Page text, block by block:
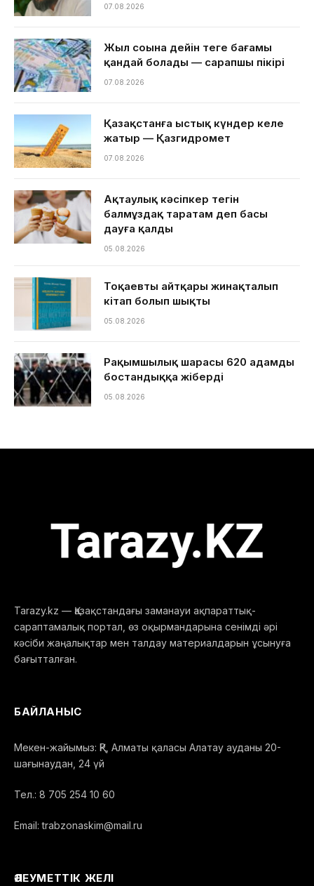
07.08.2026
Жыл соңына дейін теңге бағамы
қандай болады — сарапшы пікірі
07.08.2026
Қазақстанға ыстық күндер келе
жатыр — Қазгидромет
07.08.2026
Ақтаулық кәсіпкер тегін
балмұздақ таратам деп басы
дауға қалды
05.08.2026
Тоқаевтың айтқары жинақталып
кітап болып шықты
05.08.2026
Рақымшылық шарасы 620 адамды
бостандыққа жіберді
05.08.2026
Tarazy.kz — Қазақстандағы заманауи ақпараттық-
сараптамалық портал, өз оқырмандарына сенімді әрі
кәсіби жаңалықтар мен талдау материалдарын ұсынуға
бағытталған.
БАЙЛАНЫС
Мекен-жайымыз: ҚР, Алматы қаласы Алатау ауданы 20-
шағынаудан, 24 үй
Тел.: 8 705 254 10 60
Email: trabzonaskim@mail.ru
ӘЛЕУМЕТТІК ЖЕЛІ